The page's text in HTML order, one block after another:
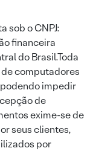
sob o CNPJ:
financeira
do Brasil.Toda
computadores
impedir
de
exime-se de
seus clientes,
por